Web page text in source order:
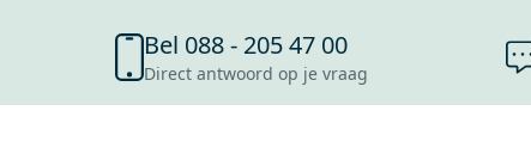
Bel 088 - 205 47 00
Direct antwoord op je vraag